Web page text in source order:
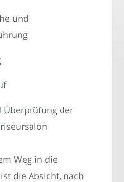
und
Überprüfung der
Weg in die
die Absicht, nach